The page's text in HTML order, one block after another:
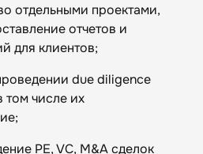
отдельными проектами,
отчетов и
для клиентов;
due diligence
том числе их
PE, VC, M&A сделок